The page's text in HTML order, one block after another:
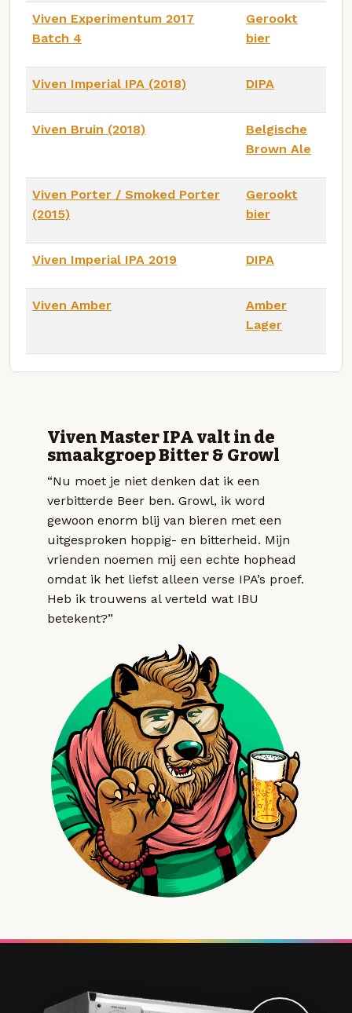
Viven Experimentum 2017
Batch 4
Gerookt
bier
Viven Imperial IPA (2018) DIPA
Viven Bruin (2018)
Belgische
Brown Ale
Viven Porter / Smoked Porter
(2015)
Gerookt
bier
Viven Imperial IPA 2019 DIPA
Viven Amber
Amber
Lager
Viven Master IPA valt in de
smaakgroep Bitter & Growl
“Nu moet je niet denken dat ik een
verbitterde Beer ben. Growl, ik word
gewoon enorm blij van bieren met een
uitgesproken hoppig- en bitterheid. Mijn
vrienden noemen mij een echte hophead
omdat ik het liefst alleen verse IPA’s proef.
Heb ik trouwens al verteld wat IBU
betekent?”